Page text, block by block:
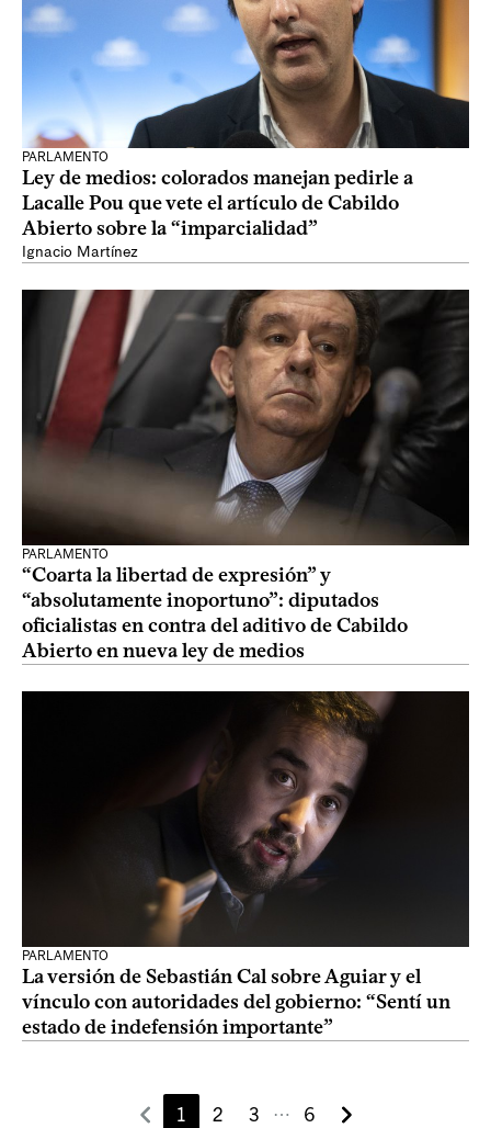
PARLAMENTO
Ley de medios: colorados manejan pedirle a
Lacalle Pou que vete el artículo de Cabildo
Abierto sobre la “imparcialidad”
Ignacio Martínez
PARLAMENTO
“Coarta la libertad de expresión” y
“absolutamente inoportuno”: diputados
oficialistas en contra del aditivo de Cabildo
Abierto en nueva ley de medios
PARLAMENTO
La versión de Sebastián Cal sobre Aguiar y el
vínculo con autoridades del gobierno: “Sentí un
estado de indefensión importante”
1 2 3 ⋯ 6